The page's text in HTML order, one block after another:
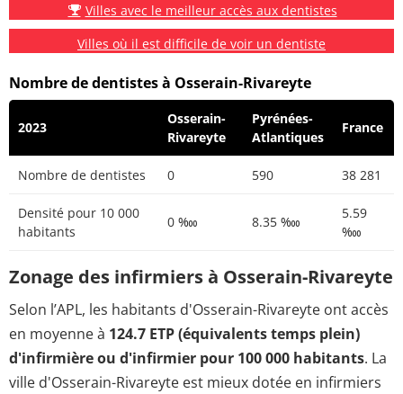
Villes avec le meilleur accès aux dentistes
Villes où il est difficile de voir un dentiste
Nombre de dentistes à Osserain-Rivareyte
2023
Osserain-
Rivareyte
Pyrénées-
Atlantiques
France
Nombre de dentistes 0 590 38 281
Densité pour 10 000
habitants
0 ‱ 8.35 ‱
5.59
‱
Zonage des infirmiers à Osserain-Rivareyte
Selon l’APL, les habitants d'Osserain-Rivareyte ont accès
en moyenne à 124.7 ETP (équivalents temps plein)
d'infirmière ou d'infirmier pour 100 000 habitants. La
ville d'Osserain-Rivareyte est mieux dotée en infirmiers